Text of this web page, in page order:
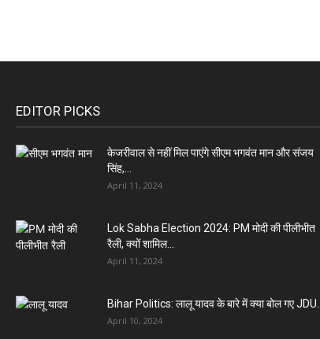
EDITOR PICKS
केजरीवाल से नहीं मिल पाएंगे सीएम भगवंत मान और संजय
सिंह,...
April 11, 2024
Lok Sabha Election 2024: PM मोदी की पीलीभीत
रैली, क्यों शामिल...
April 11, 2024
Bihar Politics: लालू यादव के बारे में क्या बोल गए JDU...
April 10, 2024